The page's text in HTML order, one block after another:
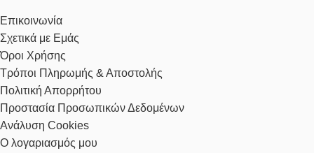
Επικοινωνία
Σχετικά με Εμάς
Όροι Χρήσης
Τρόποι Πληρωμής & Αποστολής
Πολιτική Απορρήτου
Προστασία Προσωπικών Δεδομένων
Ανάλυση Cookies
Ο λογαριασμός μου